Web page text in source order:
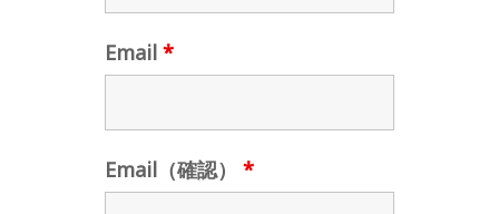
Email *
Email（確認） *